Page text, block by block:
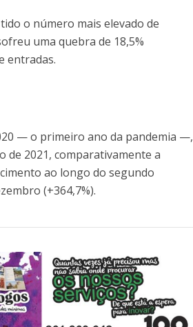
o número mais elevado de
uma quebra de 18,5%
entradas.
— o primeiro ano da pandemia —,​
de 2021, comparativamente a
ao longo do segundo
(+364,7%).